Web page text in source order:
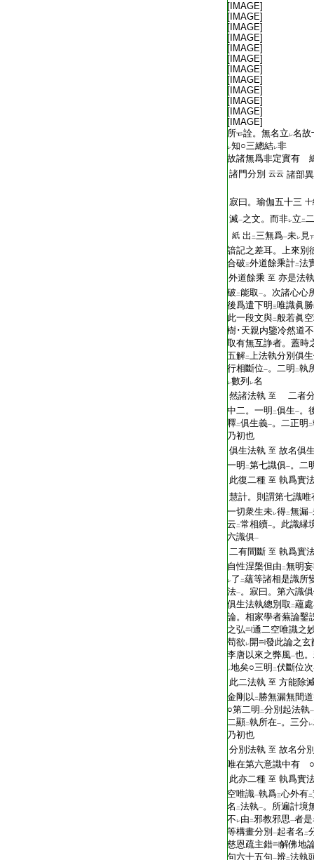
[IMAGE]
[IMAGE]
[IMAGE]
[IMAGE]
[IMAGE]
[IMAGE]
[IMAGE]
[IMAGE]
[IMAGE]
[IMAGE]
[IMAGE]
[IMAGE]
所 詮。無名立 レ名故
レ知○三總結レ非
故諸無爲非定實有
諸門分別 云云 諸部
寂曰。瑜伽五十三 十
滅一之文。而非レ立 二
紙 出 二三無爲一未レ 見下
諳記之差耳。上來別
合破三外道餘乘計二法
外道餘乘 至 亦是法
破 二能取一。次諸心心
後爲遣下明 三唯識眞
此一段文與二般若眞
樹･天親内鑒冷然道不
取有無互諍者。蓋時
五解二上法執分別俱
行相斷位一。二明 二執
レ數列 レ名
然諸法執 至
二者
中二。一明 二俱生一。
釋二俱生義一。二正明 二
乃初也
俱生法執 至 故名俱
一明 二第七識俱一。二
此復二種 至 執爲實
慧計。則謂第七識唯
一切衆生未レ得二無漏一
云 二常相續一。此識縁
六識俱一
二有間斷 至 執爲實
自性涅槃但由 二無明
レ了 二蘊等諸相是識所
法一。寂曰。第六識
俱生法執總別取 二蘊
論。相家學者蕪論鑿
之弘
通二空唯識之
苟欲 レ開
發此論之玄
李唐以來之弊風一也
レ地矣○三明 二伏斷位次
此二法執 至 方能除
金剛以 二 勝無漏無間
○第二明 二分別起法執一
二顯二執所在一。三分レ
乃初也
分別法執 至 故名分
唯在第六意識中有
此亦二種 至 執爲實
空唯識一執爲三心外有二
名 二法執一。所遍計境
不 レ由 二邪教邪思一者
等構畫分別 一起者名 二
慈恩疏主錯
解佛地
句六十五句一辨二法執